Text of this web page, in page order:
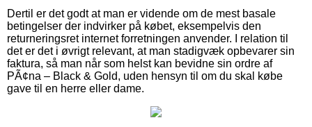
Dertil er det godt at man er vidende om de mest basale
betingelser der indvirker på købet, eksempelvis den
returneringsret internet forretningen anvender. I relation til
det er det i øvrigt relevant, at man stadigvæk opbevarer sin
faktura, så man når som helst kan bevidne sin ordre af
PÃ¢na – Black & Gold, uden hensyn til om du skal købe
gave til en herre eller dame.